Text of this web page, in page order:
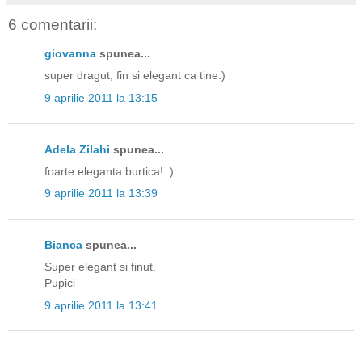
6 comentarii:
giovanna spunea...
super dragut, fin si elegant ca tine:)
9 aprilie 2011 la 13:15
Adela Zilahi spunea...
foarte eleganta burtica! :)
9 aprilie 2011 la 13:39
Bianca spunea...
Super elegant si finut.
Pupici
9 aprilie 2011 la 13:41